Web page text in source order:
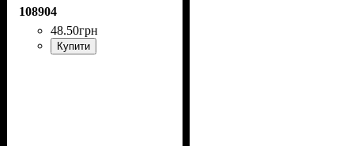
108904
48.50грн
Купити